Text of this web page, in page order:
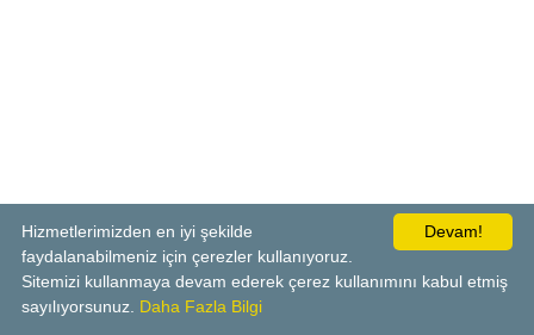
Devam!
Hizmetlerimizden en iyi şekilde
faydalanabilmeniz için çerezler kullanıyoruz.
Sitemizi kullanmaya devam ederek çerez kullanımını kabul etmiş
sayılıyorsunuz. Daha Fazla Bilgi